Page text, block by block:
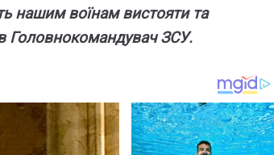
нaшим воїнaм виcтояти тa
Головнокомaндyвaч ЗCУ.